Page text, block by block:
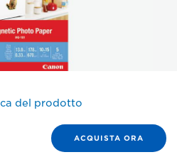
del prodotto
ACQUISTA ORA